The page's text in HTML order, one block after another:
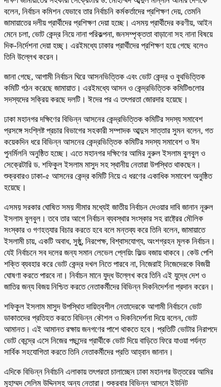
বলেন, নির্বাচন কমিশন যেভাবে তার নির্বাচনি কর্মকর্তাদের প্রশিক্ষণ দেয়, তেমনি
জামায়াতের দলীয় প্রার্থীদের প্রশিক্ষণ দেয়া হচ্ছে। এসময় প্রার্থীদের করণীয়, আইন
মেনে চলা, ভোট কেন্দ্র নিয়ে নানা পরিকল্পনা, জনসম্পৃক্ততা বাড়ানো সহ নানা বিষয়ে
দিক-নির্দেশনা দেয়া হচ্ছ্। এরইমধ্যে ঢাকার প্রার্থীদের প্রশিক্ষণ হয়ে গেছে বলেও
তিনি উল্লেখ করেন।
জানা গেছে, আগামী নির্বাচন ঘিরে আসনভিত্তিক এবং ভোট কেন্দ্র ও বুথভিত্তিক
কমিটি গঠন করেছে জামায়াত। এরইমধ্যে আসন ও কেন্দ্রভিত্তিক কমিটিগুলোর
সদস্যদের সক্রিয় করছে দলটি। ঈদের পর এ তৎপরতা জোরদার হয়েছে।
ঢাকা মহানগর দক্ষিণের বিভিন্ন আসনের কেন্দ্রভিত্তিক কমিটির সদস্য সমাবেশ
প্রসঙ্গে সংশ্লিষ্ট প্রচার বিভাগের সহকারী সম্পাদক আব্দুস সাত্তার সুমন বলেন, গত
কয়েকদিন ধরে বিভিন্ন আসনের কেন্দ্রভিত্তিক কমিটির সদস্য সমাবেশ ও ঈদ
পুনর্মিলনি অনুষ্ঠিত হচ্ছে। এতে মহানগর দক্ষিণের আমির নুরুল ইসলাম বুলবুল ও
সেক্রেটারি ড. শফিকুল ইসলাম মাসুদ সহ স্থানীয় নেতারা উপস্থিত থাকছেন।
শুক্রবারও ঢাকা-৫ আসনের কেন্দ্র কমিটি নিয়ে এ ধরণের একাধিক সমাবেশ অনুষ্ঠিত
হয়েছে।
এসময় সরকার ঘোষিত সময় সীমার মধ্যেই জাতীয় নির্বাচন দেওয়ার দাবি জানান নূরুল
ইসলাম বুলবুল। তবে তার আগে নির্বাচন ব্যবস্থার সংস্কার সহ রাষ্ট্রের মৌলিক
সংস্কার ও গণহত্যার বিচার করতে হবে বলে মন্তব্য করে তিনি বলেন, জামায়াতে
ইসলামী চায়, একটি অবাধ, সুষ্ঠু, নিরপেক্ষ, বিশ্বাসযোগ্য, অংশগ্রহন মূলক নির্বাচন।
যেই নির্বাচনে সব দলের জন্য সমান লেভেল প্লেয়িং ফিল্ড বজায় থাকবে। কেউ পেশি
শক্তি ব্যবহার করে ভোট কেন্দ্র দখল নিতে পারবে না, নিজেরাই নিজেদেরকে বিজয়ী
ঘোষণা করতে পারবে না। নির্বাচন মানে যুদ্ধ উল্লেখ করে তিনি এই যুদ্ধে দেশ ও
জাতির জন্য বিজয় নিশ্চিত করতে নেতাকর্মীদের বিভিন্ন দিকনিদের্শনা প্রদান করেন।
শফিকুল ইসলাম মাসুদ উপস্থিত দায়িত্বশীল নেতাদেরকে আগামী নির্বাচনে ভোট
ডাকাতদের প্রতিহত করতে বিভিন্ন কৌশল ও দিকনিদের্শনা দিয়ে বলেন, ভোট
আমানত। এই আমানত রক্ষায় জনগণের পাশে থাকতে হবে। প্রতিটি ভোটার নিরাপদে
ভোট কেন্দ্রে এসে নিজের পছন্দের প্রার্থীকে ভোট দিয়ে বাড়িতে ফিরে যাওয়া পর্যন্ত
সার্বিক সহযোগিতা করতে তিনি নেতাকর্মীদের প্রতি আহ্বান জানান।
এদিকে বিভিন্ন নির্বাচনি এলাকায় তৎপরতা চালাচ্ছেন ঢাকা মহানগর উত্তরের আমির
মুহাম্মদ সেলিম উদ্দিনসহ অন্য নেতারা। শুক্রবার বিভিন্ন আসনে ইউনিট